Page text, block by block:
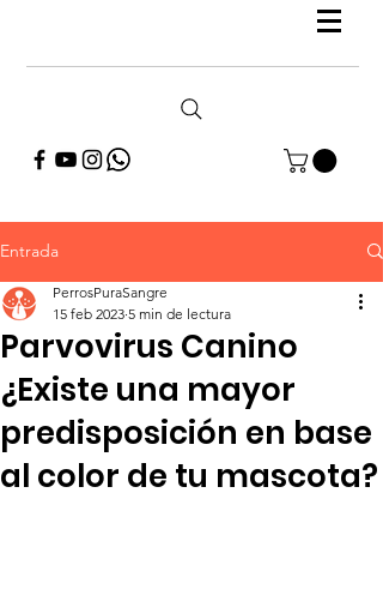
Entrada
Parvovirus Canino
¿Existe una mayor
predisposición en base
al color de tu mascota?
PerrosPuraSangre
15 feb 2023 5 min de lectura